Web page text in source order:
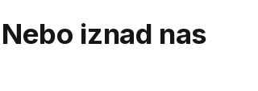
iznad nas